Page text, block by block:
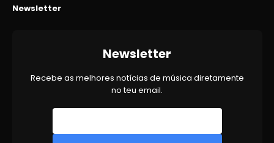
Newsletter
Newsletter
Recebe as melhores notícias de música diretamente
no teu email.